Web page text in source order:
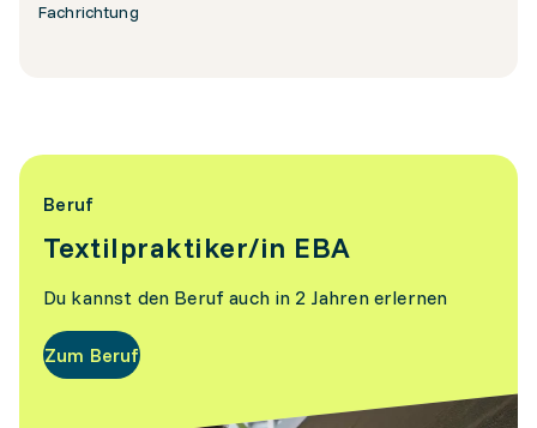
Fachrichtung
Beruf
Textilpraktiker/in EBA
Du kannst den Beruf auch in 2 Jahren erlernen
Zum Beruf